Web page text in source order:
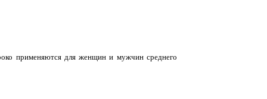
применяются для женщин и мужчин среднего